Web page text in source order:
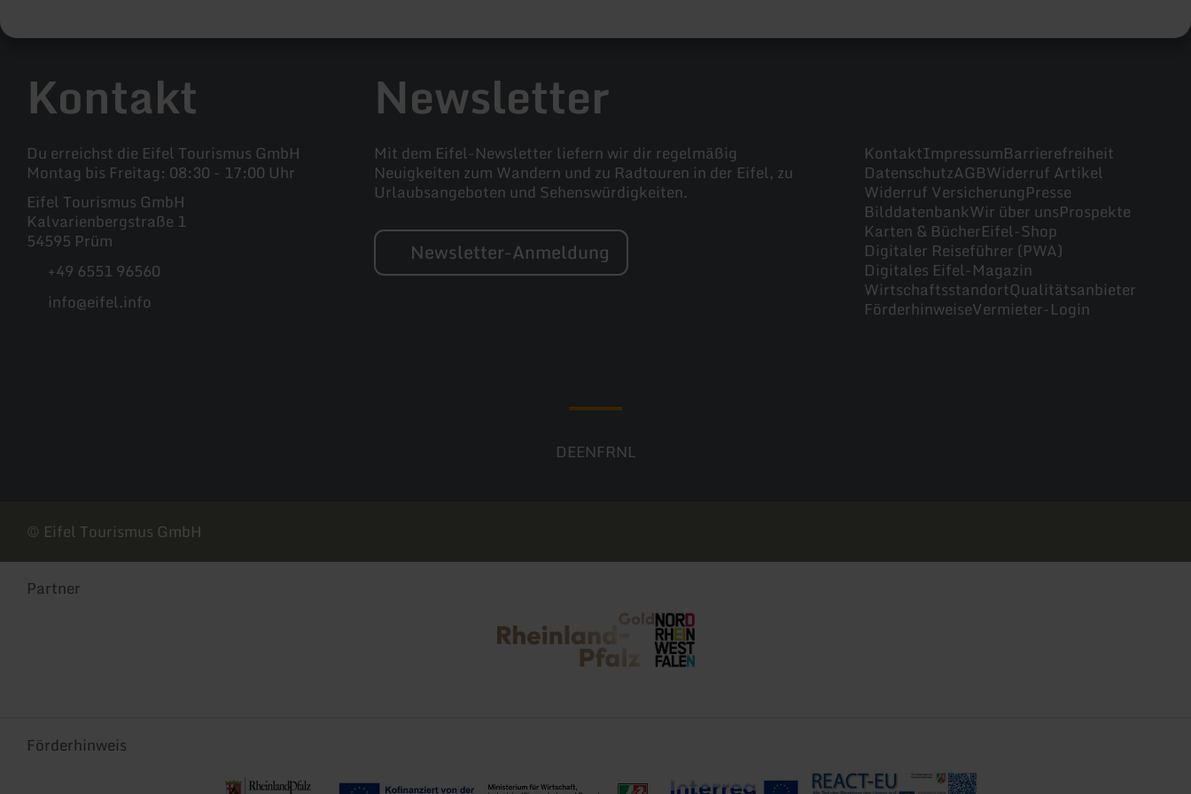
Kontakt
Du erreichst die Eifel Tourismus GmbH
Montag bis Freitag: 08:30 - 17:00 Uhr
Eifel Tourismus GmbH
Kalvarienbergstraße 1
54595 Prüm
+49 6551 96560
info@eifel.info
Newsletter
Mit dem Eifel-Newsletter liefern wir dir regelmäßig
Neuigkeiten zum Wandern und zu Radtouren in der Eifel, zu
Urlaubsangeboten und Sehenswürdigkeiten.
Newsletter-Anmeldung
KontaktImpressumBarrierefreiheit
DatenschutzAGBWiderruf Artikel
Widerruf VersicherungPresse
BilddatenbankWir über unsProspekte
Karten & BücherEifel-Shop
Digitaler Reiseführer (PWA)
Digitales Eifel-Magazin
WirtschaftsstandortQualitätsanbieter
FörderhinweiseVermieter-Login
DEENFRNL
© Eifel Tourismus GmbH
Partner
Rheinland-Pfalz Tourismus NRW Tourismus
Förderhinweis
Re-Start und Transformation der Tourismusregionen Rheinland-Pfalz React-EU